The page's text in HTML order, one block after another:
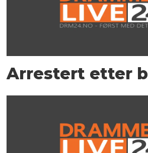
Arrestert etter